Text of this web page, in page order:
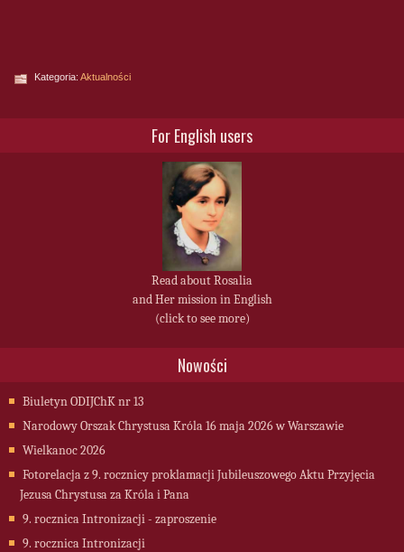
Kategoria: Aktualności
For English users
Read about Rosalia
and Her mission in English
(click to see more)
Nowości
Biuletyn ODIJChK nr 13
Narodowy Orszak Chrystusa Króla 16 maja 2026 w Warszawie
Wielkanoc 2026
Fotorelacja z 9. rocznicy proklamacji Jubileuszowego Aktu Przyjęcia
Jezusa Chrystusa za Króla i Pana
9. rocznica Intronizacji - zaproszenie
9. rocznica Intronizacji